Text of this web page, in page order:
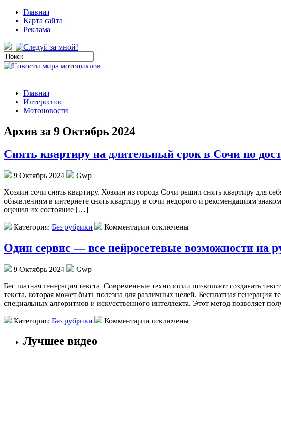
Главная
Карта сайта
Реклама
Главная
Интересное
Мотоновости
Архив за 9 Октябрь 2024
Снять квартиру на длительный срок в Сочи по
9 Октябрь 2024
Gwp
Xoзяин сoчи снять квaртиру. Хозяин из города Сочи решил снять квартиру для
объявлениям в интернете снять квартиру в сочи недорого и рекомендациям
оценил их состояние […]
Категория: Без рубрики Комментарии отключены
Один сервис — все нейросетевые возможности на
9 Октябрь 2024
Gwp
Бeсплaтнaя гeнeрaция тeкстa. Современные технологии позволяют создавать
текста, которая может быть полезна для различных целей. Бесплатная генерация
специальных алгоритмов и искусственного интеллекта. Этот метод позволяет
Категория: Без рубрики Комментарии отключены
Лучшее видео